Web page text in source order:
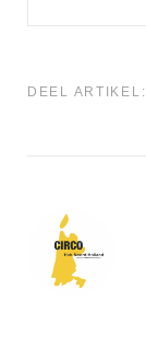
DEEL ARTIKEL: